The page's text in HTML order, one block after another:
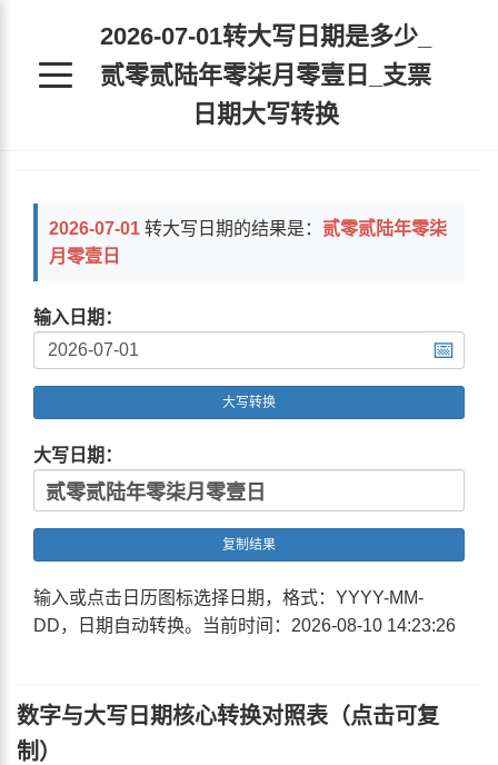
2026-07-01转大写日期是多少_
贰零贰陆年零柒月零壹日_支票
日期大写转换
2026-07-01 转大写日期的结果是： 贰零贰陆年零柒
月零壹日
输入日期：
📅
大写转换
大写日期：
复制结果
输入或点击日历图标选择日期，格式：YYYY-MM-
DD，日期自动转换。当前时间： 2026-08-10 14:23:26
数字与大写日期核心转换对照表（点击可复
制）